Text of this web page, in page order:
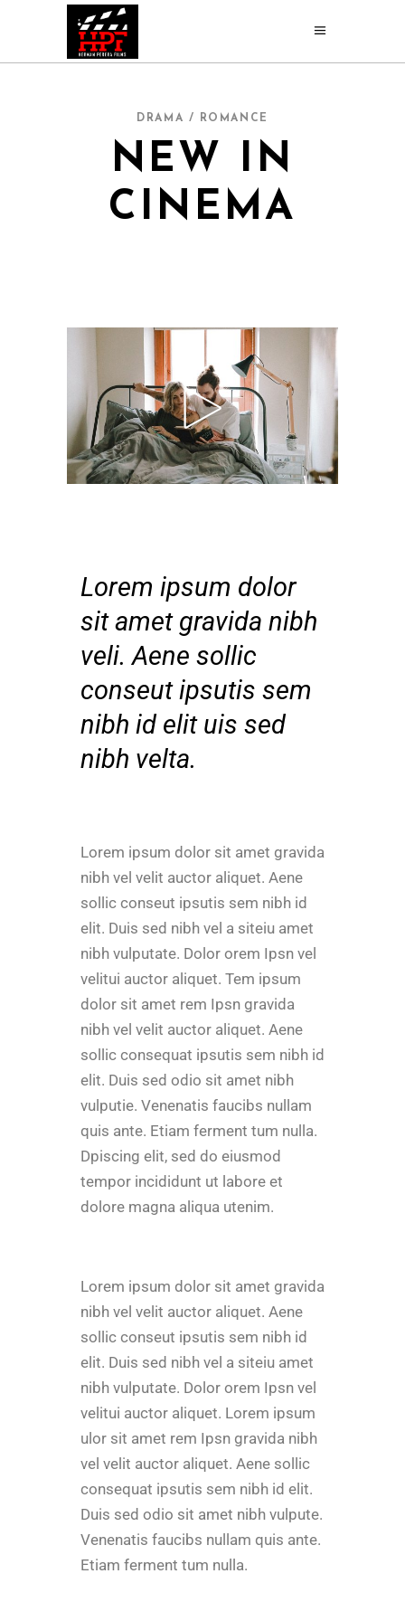
DRAMA / ROMANCE
NEW IN
CINEMA
Lorem ipsum dolor
sit amet gravida nibh
veli. Aene sollic
conseut ipsutis sem
nibh id elit uis sed
nibh velta.
Lorem ipsum dolor sit amet gravida
nibh vel velit auctor aliquet. Aene
sollic conseut ipsutis sem nibh id
elit. Duis sed nibh vel a siteiu amet
nibh vulputate. Dolor orem Ipsn vel
velitui auctor aliquet. Tem ipsum
dolor sit amet rem Ipsn gravida
nibh vel velit auctor aliquet. Aene
sollic consequat ipsutis sem nibh id
elit. Duis sed odio sit amet nibh
vulputie. Venenatis faucibs nullam
quis ante. Etiam ferment tum nulla.
Dpiscing elit, sed do eiusmod
tempor incididunt ut labore et
dolore magna aliqua utenim.
Lorem ipsum dolor sit amet gravida
nibh vel velit auctor aliquet. Aene
sollic conseut ipsutis sem nibh id
elit. Duis sed nibh vel a siteiu amet
nibh vulputate. Dolor orem Ipsn vel
velitui auctor aliquet. Lorem ipsum
ulor sit amet rem Ipsn gravida nibh
vel velit auctor aliquet. Aene sollic
consequat ipsutis sem nibh id elit.
Duis sed odio sit amet nibh vulpute.
Venenatis faucibs nullam quis ante.
Etiam ferment tum nulla.